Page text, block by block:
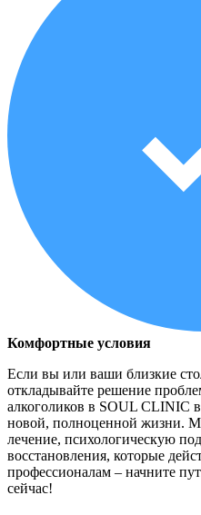
Комфортные условия
Если вы или ваши близкие
откладывайте решение
алкоголиков в SOUL CLINIC
новой, полноценной жизни.
лечение, психологическую
восстановления, которые
профессионалам – начните
сейчас!